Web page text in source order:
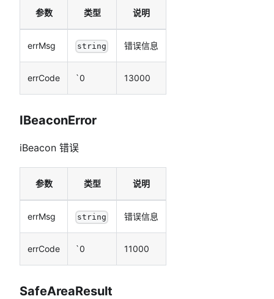
参数 类型 说明
errMsg string 错误信息
errCode `0 13000
IBeaconError
iBeacon 错误
参数 类型 说明
errMsg string 错误信息
errCode `0 11000
SafeAreaResult